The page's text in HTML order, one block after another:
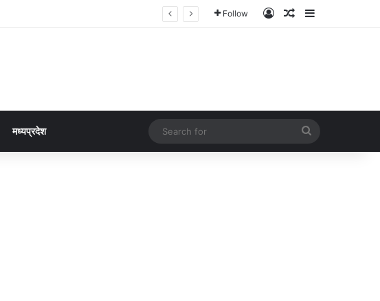
Follow Log InRandom Article
Sidebar
मध्यप्रदेश
for